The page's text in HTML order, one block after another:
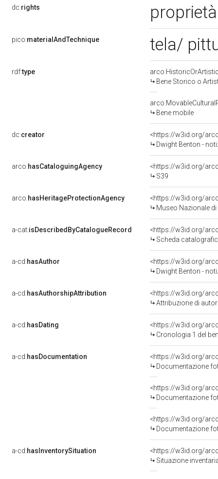
dc:rights
pico:materialAndTechnique tela/
rdf:type
Bene Storico o
Bene mobile
dc:creator
<https://w3id.org/
Dwight Benton -
arco:hasCataloguingAgency
<https://w3id.org/
S39
arco:hasHeritageProtectionAgency
<https://w3id.org/
Museo Nazionale di
a-cat:isDescribedByCatalogueRecord
<https://w3id.org/
Scheda
a-cd:hasAuthor
<https://w3id.org/
Dwight Benton -
a-cd:hasAuthorshipAttribution
<https://w3id.org/
Attribuzione di
a-cd:hasDating
<https://w3id.org/
Cronologia 1 del
a-cd:hasDocumentation
Documentazione
Documentazione
Documentazione
a-cd:hasInventorySituation
<https://w3id.org/
Situazione